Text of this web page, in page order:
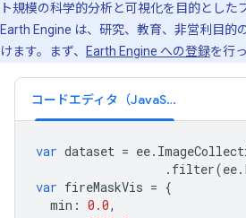
ト規模の科学的分析と可視化を目的とした
Earth Engine は、研究、教育、非営利目的
けます。まず、
Earth Engine への登録を行
コードエディタ（JavaScript）
var dataset = ee.
. filter(ee.
var fireMaskVis = {
min : 0.0,